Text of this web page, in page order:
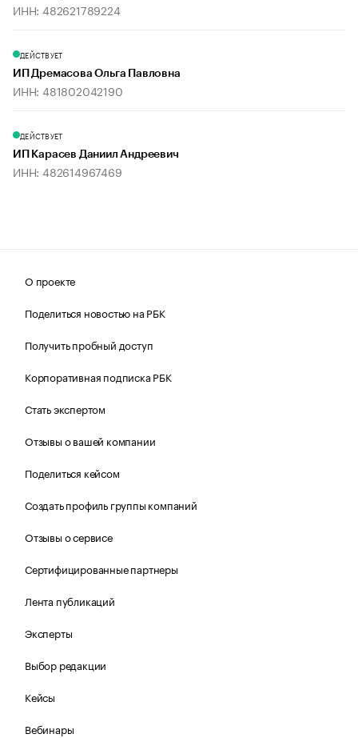
ИНН: 482621789224
ДЕЙСТВУЕТ
ИП Дремасова Ольга Павловна
ИНН: 481802042190
ДЕЙСТВУЕТ
ИП Карасев Даниил Андреевич
ИНН: 482614967469
О проекте
Поделиться новостью на РБК
Получить пробный доступ
Корпоративная подписка РБК
Стать экспертом
Отзывы о вашей компании
Поделиться кейсом
Создать профиль группы компаний
Отзывы о сервисе
Сертифицированные партнеры
Лента публикаций
Эксперты
Выбор редакции
Кейсы
Вебинары